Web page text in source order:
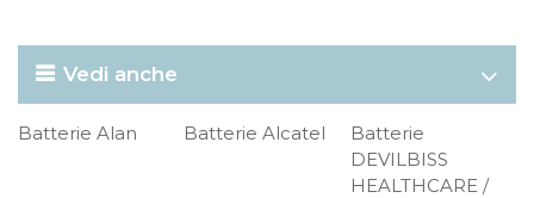
Vedi anche
Batterie Alan Batterie Alcatel
Batterie
DEVILBISS
HEALTHCARE /